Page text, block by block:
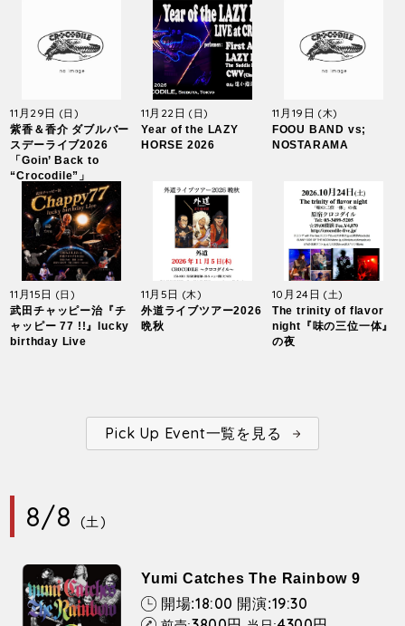
11月29日 (日)
紫香＆香介 ダブルバー
スデーライブ2026
「Goin’ Back to
“Crocodile”」
11月22日(日)
Year of the LAZY
HORSE 2026
11月19日 (木)
FOOU BAND vs;
NOSTARAMA
11月15日 (日)
武田チャッピー治『チ
ャッピー 77 !!』lucky
birthday Live
11月5日 (木)
外道ライブツアー2026
晩秋
10月24日 (土)
The trinity of flavor
night『味の三位一体』
の夜
Pick Up Event一覧を見る
8/8 (土)
Yumi Catches The Rainbow 9
開場:18:00 開演:19:30